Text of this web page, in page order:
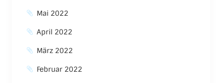
Mai 2022
April 2022
März 2022
Februar 2022